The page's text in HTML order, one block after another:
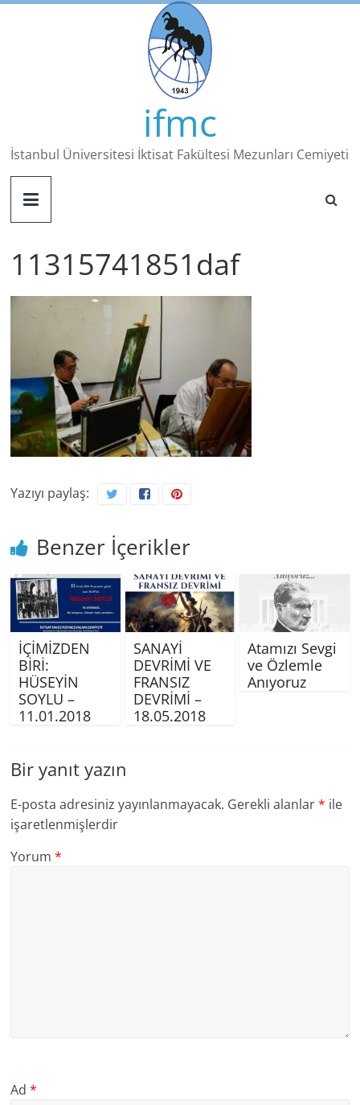
Skip
ifmc
İstanbul Üniversitesi İktisat Fakültesi Mezunları Cemiyeti
11315741851daf
Yazıyı paylaş:
Benzer İçerikler
İÇİMİZDEN
BİRİ:
HÜSEYİN
SOYLU –
11.01.2018
SANAYİ
DEVRİMİ VE
FRANSIZ
DEVRİMİ –
18.05.2018
Atamızı Sevgi
ve Özlemle
Anıyoruz
Bir yanıt yazın
E-posta adresiniz yayınlanmayacak. Gerekli alanlar* ile
işaretlenmişlerdir
Yorum*
Ad*